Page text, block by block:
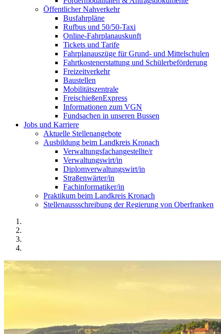
Öffentlicher Nahverkehr
Busfahrpläne
Rufbus und 50/50-Taxi
Online-Fahrplanauskunft
Tickets und Tarife
Fahrplanauszüge für Grund- und Mittelschulen
Fahrtkostenerstattung und Schülerbeförderung
Freizeitverkehr
Baustellen
Mobilitätszentrale
FreischießenExpress
Informationen zum VGN
Fundsachen in unseren Bussen
Jobs und Karriere
Aktuelle Stellenangebote
Ausbildung beim Landkreis Kronach
Verwaltungsfachangestellte/r
Verwaltungswirt/in
Diplomverwaltungswirt/in
Straßenwärter/in
Fachinformatiker/in
Praktikum beim Landkreis Kronach
Stellenaussschreibung der Regierung von Oberfranken